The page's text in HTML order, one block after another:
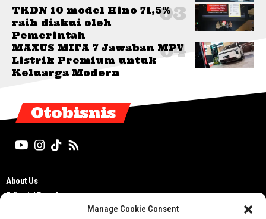
Manage Cookie Consent
TKDN 10 model Hino 71,5%
raih diakui oleh
Pemerintah
MAXUS MIFA 7 Jawaban MPV
Listrik Premium untuk
Keluarga Modern
Otobisnis
About Us
Editorial Board
Cyber Media Guidelines